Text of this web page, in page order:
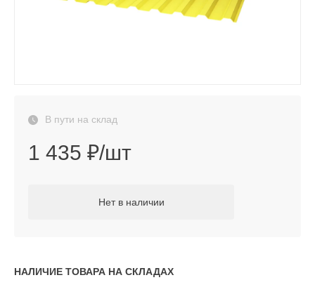
В пути на склад
1 435 ₽/шт
Нет в наличии
НАЛИЧИЕ ТОВАРА НА СКЛАДАХ